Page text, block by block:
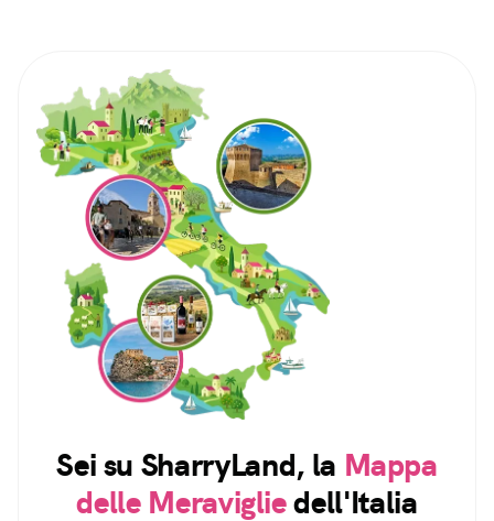
Sei su SharryLand, la Mappa
delle Meravigliedell'Italia